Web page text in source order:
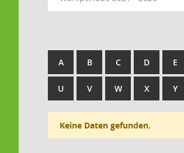
A B C D E
U V W X Y
Keine Daten gefunden.